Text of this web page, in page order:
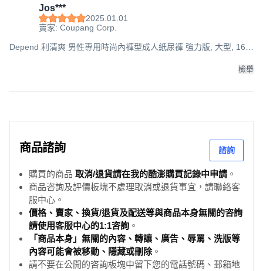
Jos***
2025.01.01
賣家: Coupang Corp.
Depend 利清爽 男性專用時尚內褲型成人紙尿褲 強力版, 大型, 16
檢舉
商品諮詢 諮詢
購買的商品 取消/退貨請在我的酷澎購買記錄中申請 。
商品咨詢及評價板塊不處理取消或退貨事宜，請聯絡客
服中心。
價格、賣家、換貨/退貨及配送等與商品本身無關的咨詢
請使用客服中心的1:1咨詢 。
「商品本身」無關的內容、轉讓、廣告、辱罵、洗版等
內容可能會被移動、隱藏或刪除。
請不要在公開的咨詢板塊中留下您的電話號碼、郵箱地